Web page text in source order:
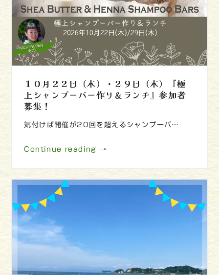
１０月２２日（木）・２９日（木）『極
上シャンプーバー作り＆ランチ』参加者
募集！
気付けば開催が20回を超えるシャンプーバ…
Continue reading →